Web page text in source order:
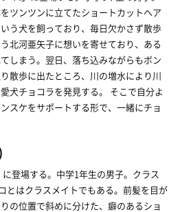
ツンツンに立てたショートカットヘア
う犬を飼っており、毎日欠かさず散歩
北河亜矢子に想いを寄せており、ある
しまう。翌日、落ち込みながらもボン
散歩に出たところ、川の増水により川
犬チョコラを発見する。 そこで自分よ
スケをサポートする形で、一緒にチョ
登場する。中学1年生の男子。クラス
とはクラスメイトでもある。前髪を目が
の位置で斜めに分けた、癖のあるショ